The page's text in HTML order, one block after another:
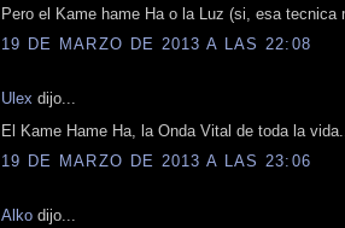
Pero el Kame hame Ha o la Luz (si, esa tecnica
19 DE MARZO DE 2013 A LAS 22:08
Ulex dijo...
El Kame Hame Ha, la Onda Vital de toda la
19 DE MARZO DE 2013 A LAS 23:06
Alko dijo...